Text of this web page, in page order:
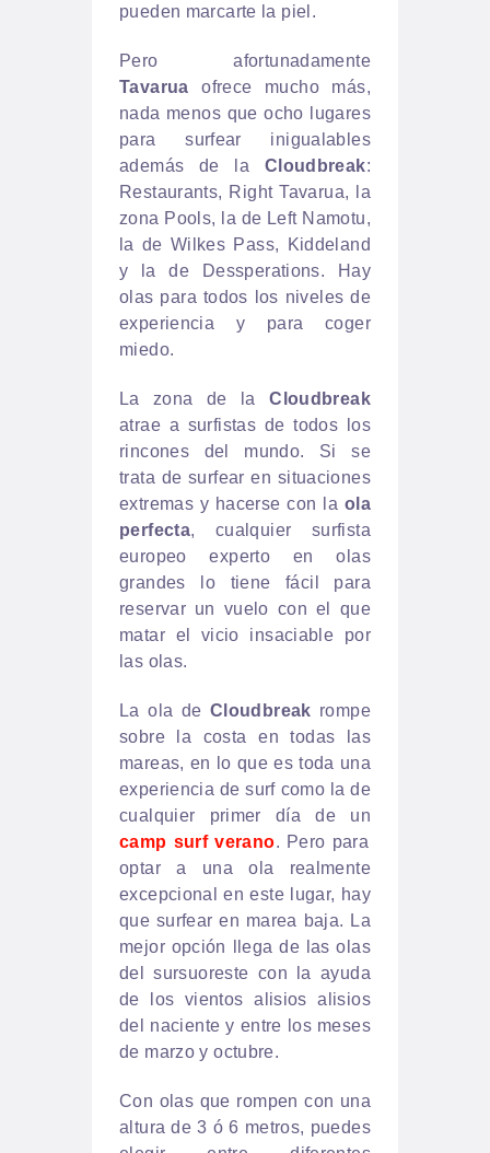
pueden marcarte la piel.
Pero afortunadamente
Tavarua ofrece mucho más,
nada menos que ocho lugares
para surfear inigualables
además de la Cloudbreak:
Restaurants, Right Tavarua, la
zona Pools, la de Left Namotu,
la de Wilkes Pass, Kiddeland
y la de Dessperations. Hay
olas para todos los niveles de
experiencia y para coger
miedo.
La zona de laCloudbreak
atrae a surfistas de todos los
rincones del mundo. Si se
trata de surfear en situaciones
extremas y hacerse con la ola
perfecta, cualquier surfista
europeo experto en olas
grandes lo tiene fácil para
reservar un vuelo con el que
matar el vicio insaciable por
las olas.
La ola de Cloudbreak rompe
sobre la costa en todas las
mareas, en lo que es toda una
experiencia de surf como la de
cualquier primer día de un
camp surf verano. Pero para
optar a una ola realmente
excepcional en este lugar, hay
que surfear en marea baja. La
mejor opción llega de las olas
del sursuoreste con la ayuda
de los vientos alisios alisios
del naciente y entre los meses
de marzo y octubre.
Con olas que rompen con una
altura de 3 ó 6 metros, puedes